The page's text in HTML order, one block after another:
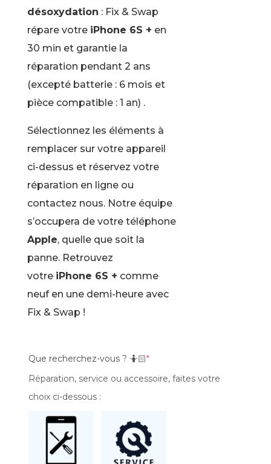
désoxydation : Fix & Swap
répare votre iPhone 6S + en
30 min et garantie la
réparation pendant 2 ans
(excepté batterie : 6 mois et
pièce compatible : 1 an) .
Sélectionnez les éléments à
remplacer sur votre appareil
ci-dessus et réservez votre
réparation en ligne ou
contactez nous. Notre équipe
s’occupera de votre téléphone
Apple, quelle que soit la
panne. Retrouvez
votre iPhone 6S + comme
neuf en une demi-heure avec
Fix & Swap !
Que recherchez-vous ? 🤷🏻*
Réparation, service ou accessoire, faites votre
choix ci-dessous :